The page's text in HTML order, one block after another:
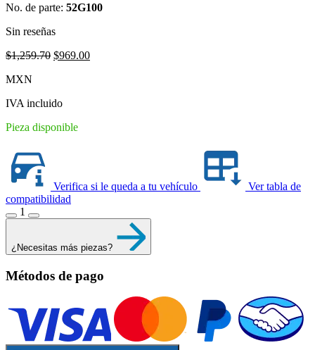
No. de parte: 52G100
Sin reseñas
$1,259.70 Original
$969.00Current
MXN
IVA incluido
Pieza disponible
Verifica si le queda a tu vehículo
Ver tabla de
compatibilidad
1
¿Necesitas más piezas?
Métodos de pago